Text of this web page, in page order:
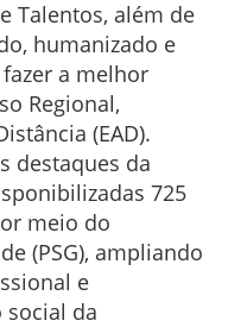
Talentos, além de
humanizado e
a melhor
Regional,
(EAD).
destaques da
725
meio do
(PSG), ampliando
e
da